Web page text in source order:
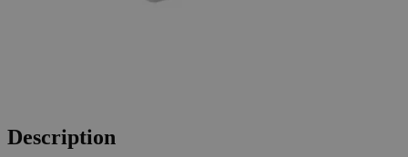
Description